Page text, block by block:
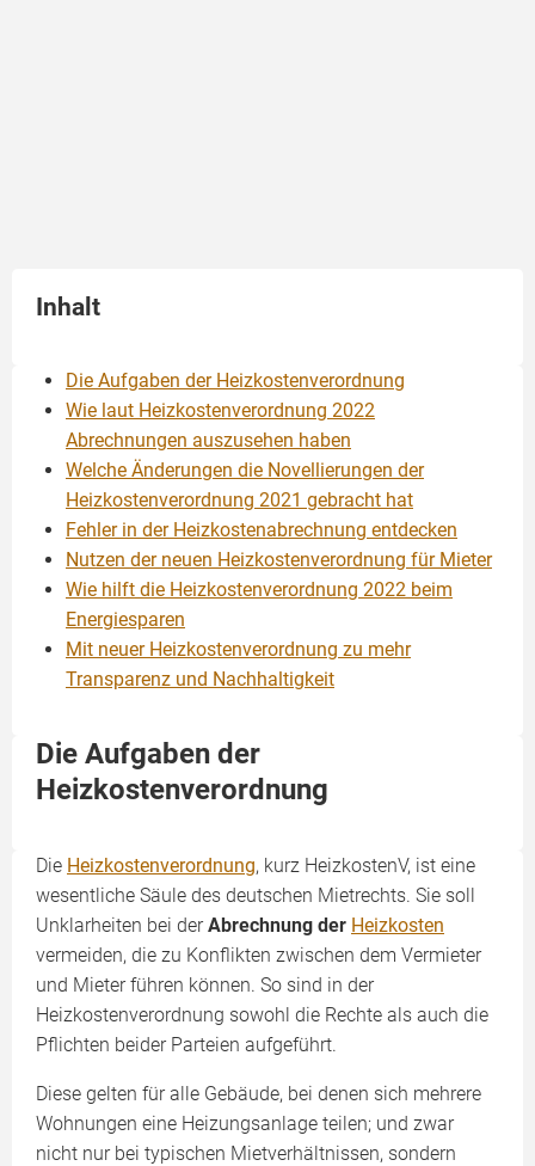
Inhalt
Die Aufgaben der Heizkostenverordnung
Wie laut Heizkostenverordnung 2022
Abrechnungen auszusehen haben
Welche Änderungen die Novellierungen der
Heizkostenverordnung 2021 gebracht hat
Fehler in der Heizkostenabrechnung entdecken
Nutzen der neuen Heizkostenverordnung für Mieter
Wie hilft die Heizkostenverordnung 2022 beim
Energiesparen
Mit neuer Heizkostenverordnung zu mehr
Transparenz und Nachhaltigkeit
Die Aufgaben der
Heizkostenverordnung
Die Heizkostenverordnung, kurz HeizkostenV, ist eine
wesentliche Säule des deutschen Mietrechts. Sie soll
Unklarheiten bei derAbrechnung der Heizkosten
vermeiden, die zu Konflikten zwischen dem Vermieter
und Mieter führen können. So sind in der
Heizkostenverordnung sowohl die Rechte als auch die
Pflichten beider Parteien aufgeführt.
Diese gelten für alle Gebäude, bei denen sich mehrere
Wohnungen eine Heizungsanlage teilen; und zwar
nicht nur bei typischen Mietverhältnissen, sondern